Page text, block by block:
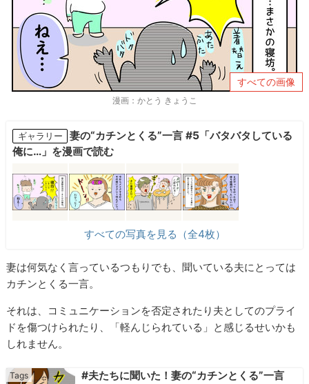
すべての画像
漫画：かとう きょうこ
ギャラリー
妻の“カチンとくる”一言 #5「バタバタしている
俺に…」を漫画で読む
すべての写真を見る（全4枚）
妻は何気なく言っているつもりでも、聞いている夫にとっては
カチンとくる一言。
それは、コミュニケーションを否定されたり夫としてのプライ
ドを傷つけられたり、「軽んじられている」と感じるせいかも
しれません。
#夫たちに聞いた！妻の“カチンとくる”一言